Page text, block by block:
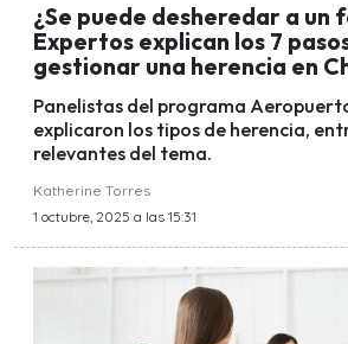
¿Se puede desheredar a un
Expertos explican los 7
gestionar una herencia en
Panelistas del programa
explicaron los tipos de herencia,
relevantes del tema.
Katherine Torres
1 octubre, 2025 a las 15:31